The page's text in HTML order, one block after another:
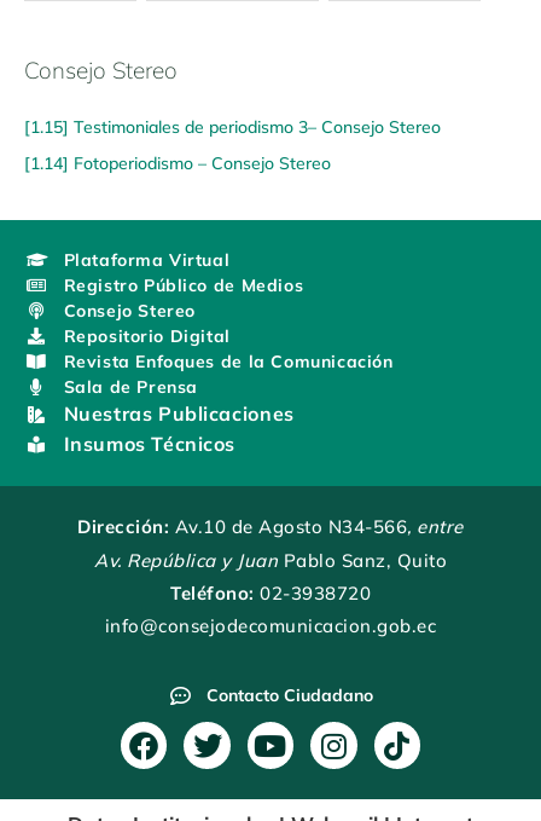
Consejo Stereo
[1.15] Testimoniales de periodismo 3– Consejo Stereo
[1.14] Fotoperiodismo – Consejo Stereo
Plataforma Virtual
Registro Público de Medios
Consejo Stereo
Repositorio Digital
Revista Enfoques de la Comunicación
Sala de Prensa
Nuestras Publicaciones
Insumos Técnicos
Dirección: Av.10 de Agosto N34-566, entre
Av. República y Juan Pablo Sanz, Quito
Teléfono: 02-3938720
info@consejodecomunicacion.gob.ec
Contacto Ciudadano
F
a
c
T
w
i
Y
o
u
I
n
s
T
i
k